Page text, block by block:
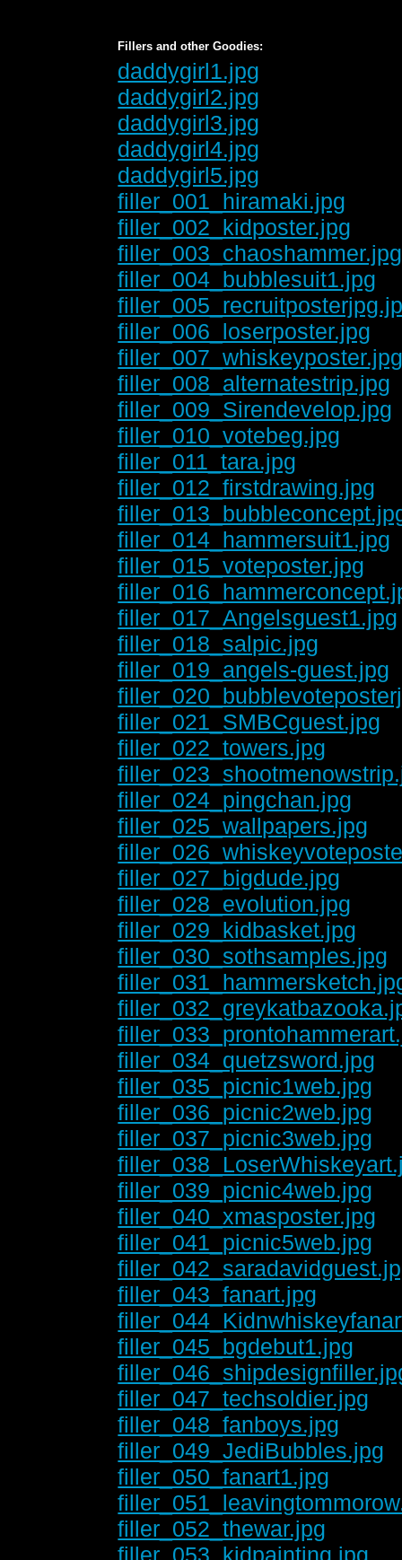
Fillers and other Goodies:
daddygirl1.jpg
daddygirl2.jpg
daddygirl3.jpg
daddygirl4.jpg
daddygirl5.jpg
filler_001_hiramaki.jpg
filler_002_kidposter.jpg
filler_003_chaoshammer.jpg
filler_004_bubblesuit1.jpg
filler_006_loserposter.jpg
filler_008_alternatestrip.jpg
filler_009_Sirendevelop.jpg
filler_010_votebeg.jpg
filler_011_tara.jpg
filler_012_firstdrawing.jpg
filler_014_hammersuit1.jpg
filler_015_voteposter.jpg
filler_017_Angelsguest1.jpg
filler_018_salpic.jpg
filler_019_angels-guest.jpg
filler_021_SMBCguest.jpg
filler_022_towers.jpg
filler_024_pingchan.jpg
filler_025_wallpapers.jpg
filler_027_bigdude.jpg
filler_028_evolution.jpg
filler_029_kidbasket.jpg
filler_030_sothsamples.jpg
filler_034_quetzsword.jpg
filler_035_picnic1web.jpg
filler_036_picnic2web.jpg
filler_037_picnic3web.jpg
filler_039_picnic4web.jpg
filler_040_xmasposter.jpg
filler_041_picnic5web.jpg
filler_043_fanart.jpg
filler_045_bgdebut1.jpg
filler_047_techsoldier.jpg
filler_048_fanboys.jpg
filler_049_JediBubbles.jpg
filler_050_fanart1.jpg
filler_052_thewar.jpg
filler_053_kidpainting.jpg